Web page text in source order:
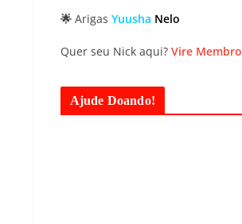
🌟 Arigas Yuusha Nelo
Quer seu Nick aqui? Vire Membro
Ajude Doando!